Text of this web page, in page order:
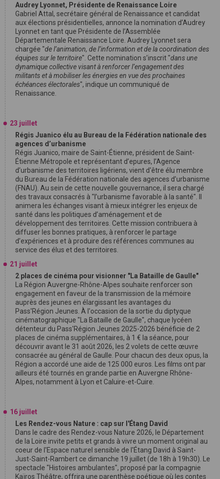
Audrey Lyonnet, Présidente de Renaissance Loire
Gabriel Attal, secrétaire général de Renaissance et candidat
aux élections présidentielles, annonce la nomination d’Audrey
Lyonnet en tant que Présidente de l’Assemblée
Départementale Renaissance Loire. Audrey Lyonnet sera
chargée "de l’animation, de l’information et de la coordination des
équipes sur le territoire". Cette nomination s’inscrit "dans une
dynamique collective visant à renforcer l’engagement des
militants et à mobiliser les énergies en vue des prochaines
échéances électorales", indique un communiqué de
Renaissance.
23 juillet
Régis Juanico élu au Bureau de la Fédération nationale des
agences d’urbanisme
Régis Juanico, maire de Saint-Étienne, président de Saint-
Étienne Métropole et représentant d’epures, l’Agence
d’urbanisme des territoires ligériens, vient d'être élu membre
du Bureau de la Fédération nationale des agences d’urbanisme
(FNAU). Au sein de cette nouvelle gouvernance, il sera chargé
des travaux consacrés à "l’urbanisme favorable à la santé". Il
animera les échanges visant à mieux intégrer les enjeux de
santé dans les politiques d’aménagement et de
développement des territoires. Cette mission contribuera à
diffuser les bonnes pratiques, à renforcer le partage
d’expériences et à produire des références communes au
service des élus et des territoires.
21 juillet
2 places de cinéma pour visionner "La Bataille de Gaulle"
La Région Auvergne-Rhône-Alpes souhaite renforcer son
engagement en faveur de la transmission de la mémoire
auprès des jeunes en élargissant les avantages du
Pass'Région Jeunes. À l'occasion de la sortie du diptyque
cinématographique "La Bataille de Gaulle", chaque lycéen
détenteur du Pass'Région Jeunes 2025-2026 bénéficie de 2
places de cinéma supplémentaires, à 1 € la séance, pour
découvrir avant le 31 août 2026, les 2 volets de cette œuvre
consacrée au général de Gaulle. Pour chacun des deux opus, la
Région a accordé une aide de 125 000 euros. Les films ont par
ailleurs été tournés en grande partie en Auvergne Rhône-
Alpes, notamment à Lyon et Caluire-et-Cuire.
16 juillet
Les Rendez-vous Nature : cap sur l'Étang David
Dans le cadre des Rendez-vous Nature 2026, le Département
de la Loire invite petits et grands à vivre un moment original au
coeur de l'Espace naturel sensible de l'Étang David à Saint-
Just-Saint-Rambert ce dimanche 19 juillet (de 18h à 19h30). Le
spectacle "Histoires ambulantes", proposé par la compagnie
Kaïros Théâtre, offrira une parenthèse poétique où les contes